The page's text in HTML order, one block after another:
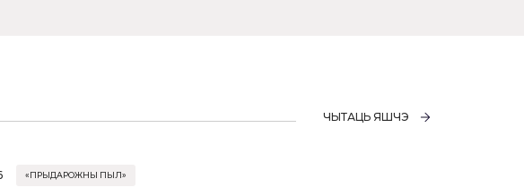
ЧЫТАЦЬ ЯШЧЭ
«ПРЫДАРОЖНЫ ПЫЛ»